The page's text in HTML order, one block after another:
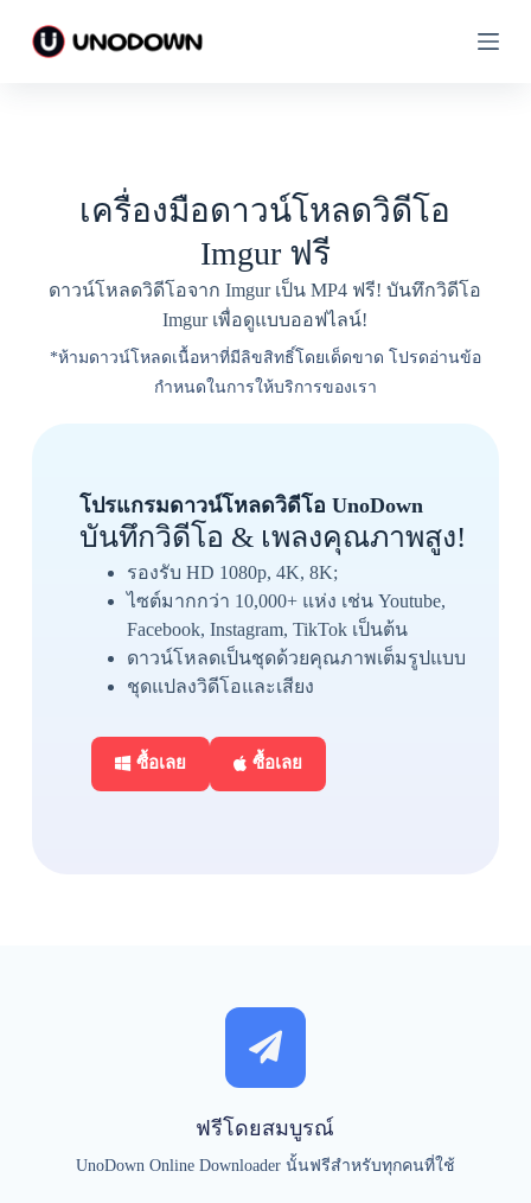
ข้ข้
เครื่องมือดาวน์โหลดวิดีโอ
Imgur ฟรี
ดาวน์โหลดวิดีโอจาก Imgur เป็น MP4 ฟรี! บันทึกวิดีโอ
Imgur เพื่อดูแบบออฟไลน์!
*ห้ามดาวน์โหลดเนื้อหาที่มีลิขสิทธิ์โดยเด็ดขาด โปรดอ่านข้อ
กำหนดในการให้บริการของเรา
โปรแกรมดาวน์โหลดวิดีโอ UnoDown
บันทึกวิดีโอ & เพลงคุณภาพสูง!
รองรับ HD 1080p, 4K, 8K;
ไซต์มากกว่า 10,000+ แห่ง เช่น Youtube,
Facebook, Instagram, TikTok เป็นต้น
ดาวน์โหลดเป็นชุดด้วยคุณภาพเต็มรูปแบบ
ชุดแปลงวิดีโอและเสียง
ซื้อเลย ซื้อเลย
ฟรีโดยสมบูรณ์
UnoDown Online Downloader นั้นฟรีสำหรับทุกคนที่ใช้